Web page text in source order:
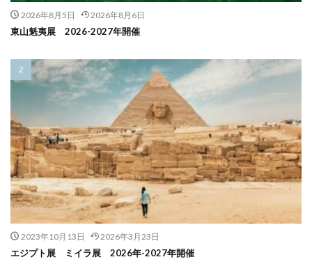
2026年8月5日 2026年8月6日
東山魁夷展 2026-2027年開催
2023年10月13日 2026年3月23日
エジプト展 ミイラ展 2026年-2027年開催